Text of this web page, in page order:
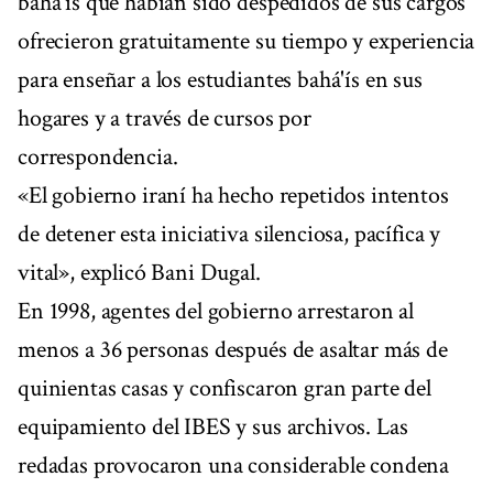
ofrecieron gratuitamente su tiempo y experiencia
para enseñar a los estudiantes bahá'ís en sus
hogares y a través de cursos por
correspondencia.
«El gobierno iraní ha hecho repetidos intentos
de detener esta iniciativa silenciosa, pacífica y
vital», explicó Bani Dugal.
En 1998, agentes del gobierno arrestaron al
menos a 36 personas después de asaltar más de
quinientas casas y confiscaron gran parte del
equipamiento del IBES y sus archivos. Las
redadas provocaron una considerable condena